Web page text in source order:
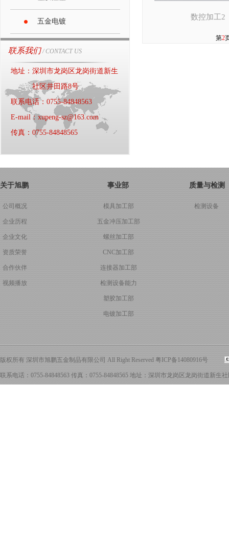
五金电镀
联系我们/ CONTACT US
地址：深圳市龙岗区龙岗街道新生
社区井田路8号
联系电话：0755-84848563
E-mail：xupeng-sz@163.com
传真：0755-84848565
数控加工2
第2
关于旭鹏
公司概况
企业历程
企业文化
资质荣誉
合作伙伴
视频播放
事业部
模具加工部
五金冲压加工部
螺丝加工部
CNC加工部
连接器加工部
检测设备能力
塑胶加工部
电镀加工部
质量与检测
检测设备
版权所有 深圳市旭鹏五金制品有限公司 All Right Reserved 粤ICP备14080916号
联系电话：0755-84848563 传真：0755-84848565 地址：深圳市龙岗区龙岗街道新生